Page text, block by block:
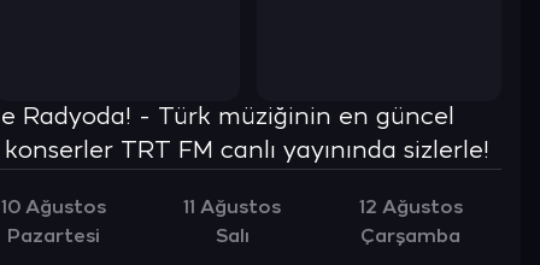
Radyoda! - Türk müziğinin en güncel
TRT FM canlı yayınında sizlerle!
10 Ağustos
Pazartesi
11 Ağustos
Salı
12 Ağustos
Çarşamba